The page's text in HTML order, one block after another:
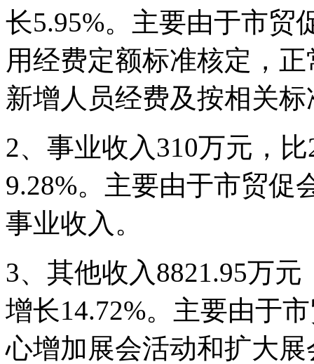
长5.95%。主要由于市贸
用经费定额标准核定，
新增人员经费及按相关
2、事业收入310万元，
9.28%。主要由于市贸促
事业收入。
3、其他收入8821.95万
增长14.72%。主要由于
心增加展会活动和扩大